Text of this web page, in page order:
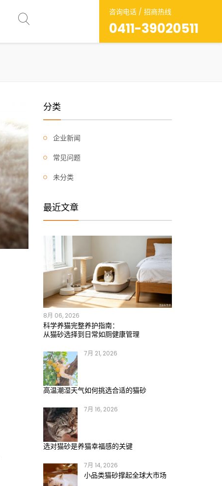
咨询电话 / 招商热线
0411-39020511
分类
企业新闻
常见问题
未分类
最近文章
8月 06, 2026
科学养猫完整养护指南：
从猫砂选择到日常如厕健康管理
7月 21, 2026
高温潮湿天气如何挑选合适的猫砂
7月 16, 2026
选对猫砂是养猫幸福感的关键
7月 14, 2026
小品类猫砂撑起全球大市场